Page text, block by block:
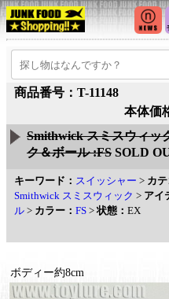
商品番号：T-11148
本体価
Smithwick スミスウィ
ク＆ボール :FS SOLD
キーワード： スイッシャー > カテ
Smithwick スミスウィック > アイ
ル > カラー： FS >状態： EX
ボディー約8cm